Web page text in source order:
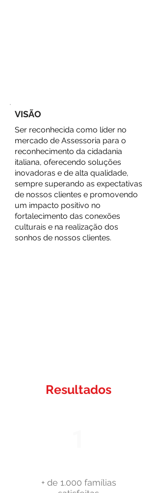
VISÃO
Ser reconhecida como líder no
mercado de Assessoria para o
reconhecimento da cidadania
italiana, oferecendo soluções
inovadoras e de alta qualidade,
sempre superando as expectativas
de nossos clientes e promovendo
um impacto positivo no
fortalecimento das conexões
culturais e na realização dos
sonhos de nossos clientes.
Resultados
+ de 1.000 famílias